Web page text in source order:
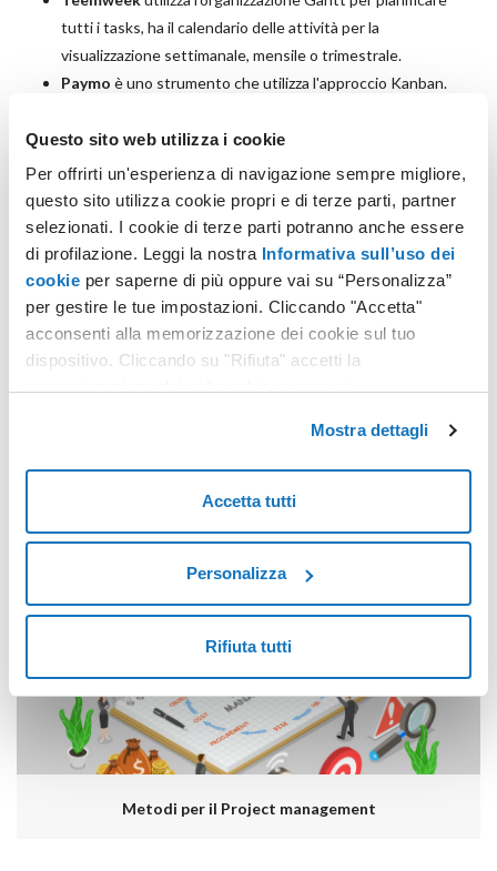
Questo sito web utilizza i cookie
Per offrirti un'esperienza di navigazione sempre migliore,
questo sito utilizza cookie propri e di terze parti, partner
selezionati. I cookie di terze parti potranno anche essere
di profilazione. Leggi la nostra Informativa sull’uso dei
cookie per saperne di più oppure vai su “Personalizza”
per gestire le tue impostazioni. Cliccando "Accetta"
acconsenti alla memorizzazione dei cookie sul tuo
dispositivo. Cliccando su "Rifiuta" accetti la
Mostra dettagli
Accetta tutti
Personalizza
Rifiuta tutti
tutti i tasks, ha il calendario delle attività per la
visualizzazione settimanale, mensile o trimestrale.
Paymo è uno strumento che utilizza l'approccio Kanban.
pianificazione, dell'organizzazione del calendario, dei tempi,
della collaborazione e della fatturazione.
POTREBBERO INTERESSARTI ANCHE:
La metodologia agile, vantaggi e tipologie
Metodi per il Project management